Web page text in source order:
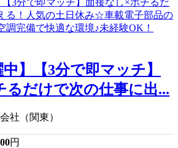
中】【3分で即マッチ】
るだけで次の仕事に出...
社（関東）
円